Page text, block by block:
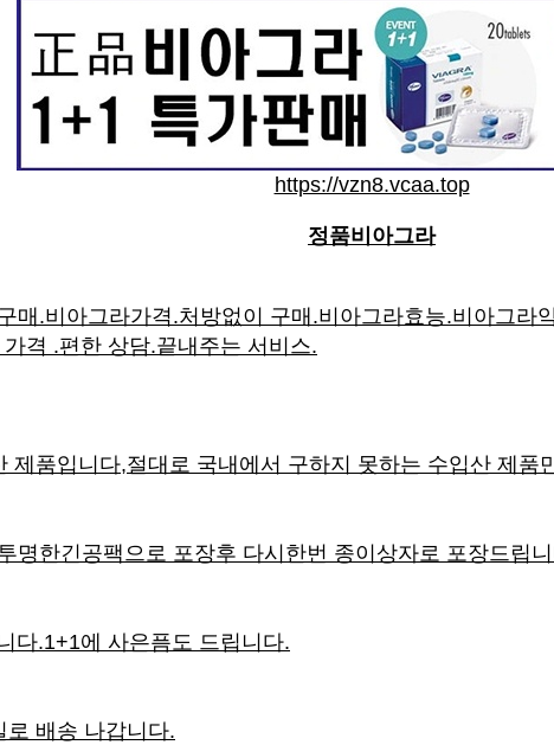
https://vzn8.vcaa.top
정품비아그라
매.비아그라가격.처방없이 구매.비아그라효능.비아그라
격 .편한 상담.끝내주는 서비스.
제품입니다,절대로 국내에서 구하지 못하는 수입산 제품
명한긴공팩으로 포장후 다시한번 종이상자로 포장드립
다.1+1에 사은픔도 드립니다.
로 배송 나갑니다.